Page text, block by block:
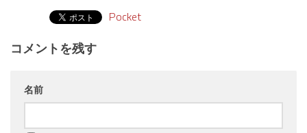
Pocket
コメントを残す
名前